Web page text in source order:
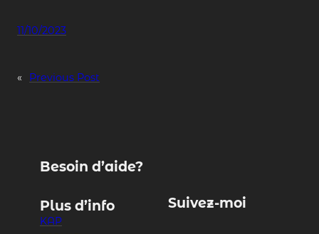
11/10/2023
« Previous Post
Besoin d’aide?
Plus d’info
KAP
Suivez-moi